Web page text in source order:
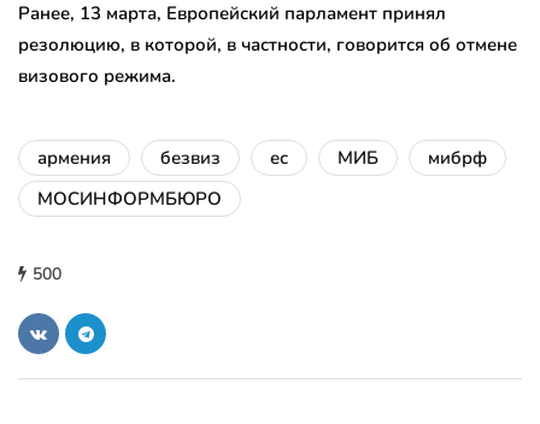
Ранее, 13 марта, Европейский парламент принял
резолюцию, в которой, в частности, говорится об отмене
визового режима.
армения безвиз ес МИБ
мибрф
МОСИНФОРМБЮРО
500